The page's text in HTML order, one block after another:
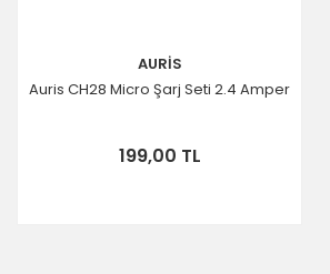
AURİS
Auris CH28 Micro Şarj Seti 2.4 Amper
199,00 TL